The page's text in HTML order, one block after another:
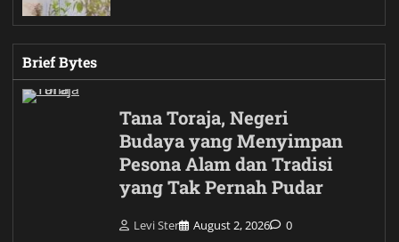
Brief Bytes
Tana Toraja, Negeri
Budaya yang Menyimpan
Pesona Alam dan Tradisi
yang Tak Pernah Pudar
Levi Ster August 2, 2026 0